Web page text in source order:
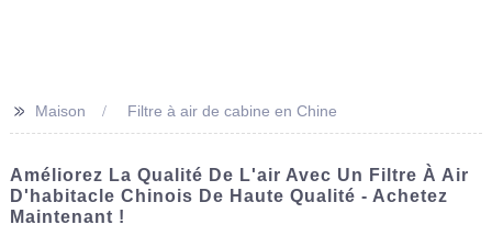
>> Maison Filtre à air de cabine en Chine
Améliorez La Qualité De L'air Avec Un Filtre À Air
D'habitacle Chinois De Haute Qualité - Achetez
Maintenant !